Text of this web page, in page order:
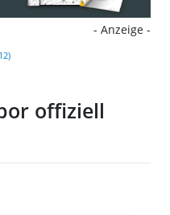
- Anzeige -
offiziell